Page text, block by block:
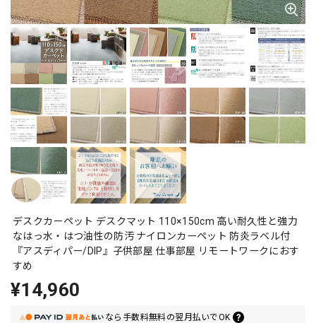
デスクカーペット デスクマット 110×150cm 高い耐久性と強力
なはっ水・はつ油性の防汚 ナイロンカーペット 防炎ラベル付
『アスディパー/DIP』子供部屋 仕事部屋 リモートワークにおす
すめ
¥14,960
なら 手数料無料の翌月払いでOK